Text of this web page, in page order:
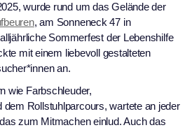
wurde rund um das Gelände der
, am Sonneneck 47 in
Sommerfest der Lebenshilfe
mit einem liebevoll gestalteten
an.
wie Farbschleuder,
Rollstuhlparcours, wartete an jeder
zum Mitmachen einlud. Auch das